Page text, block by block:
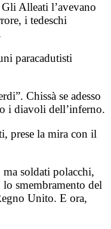
Alleati l’avevano
i tedeschi
paracadutisti
Chissà se adesso
i diavoli dell’inferno.
prese la mira con il
soldati polacchi,
smembramento del
Unito. E ora,